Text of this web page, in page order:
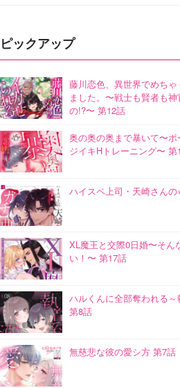
ピックアップ
藤川恋色、異世界でめち
ました。〜戦士も賢者も
の!?〜 第12話
奥の奥の奥まで暴いて〜
ジイキHトレーニング〜 第
ハイスペ上司・天崎さん
XL魔王と交際0日婚〜そん
い！〜 第17話
ハルくんに全部奪われる
第8話
無慈悲な彼の愛シ方 第7話